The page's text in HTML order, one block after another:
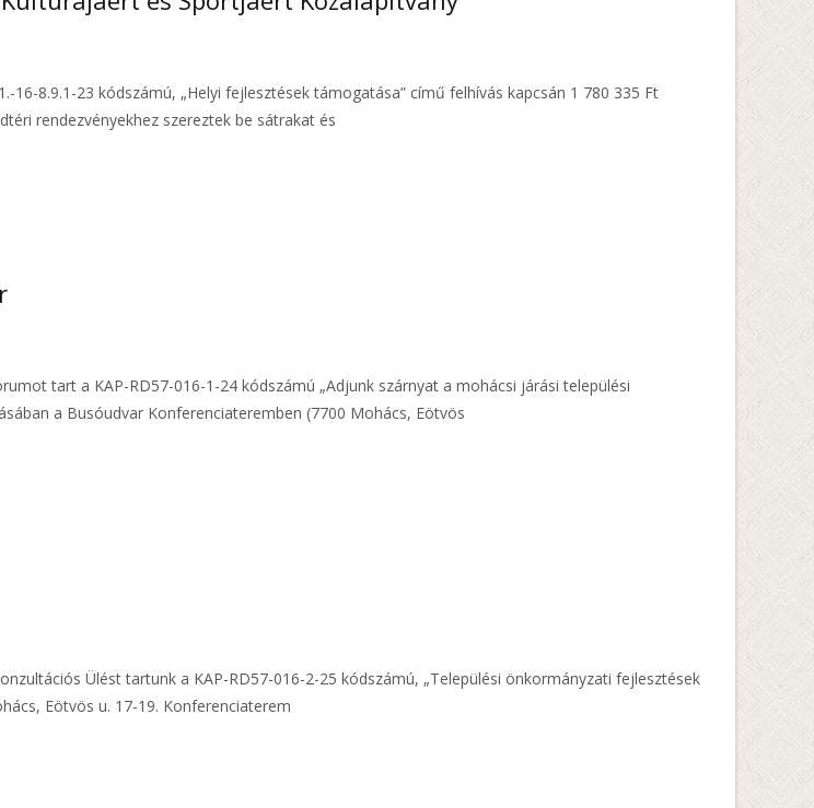
16-8.9.1-23 kódszámú, „Helyi fejlesztések támogatása” című felhívás kapcsán 1 780 335 Ft
rendezvényekhez szereztek be sátrakat és
tart a KAP-RD57-016-1-24 kódszámú „Adjunk szárnyat a mohácsi járási települési
a Busóudvar Konferenciateremben (7700 Mohács, Eötvös
Ülést tartunk a KAP-RD57-016-2-25 kódszámú, „Települési önkormányzati fejlesztések
Eötvös u. 17-19. Konferenciaterem